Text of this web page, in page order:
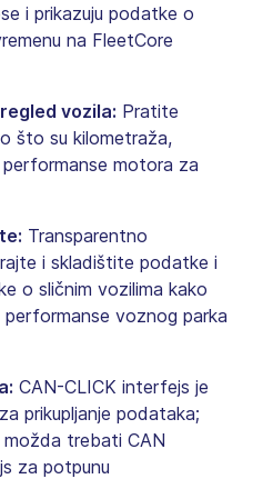
i prikazuju podatke o
na FleetCore
vozila: Pratite
što su kilometraža,
motora za
Transparentno
i skladištite podatke i
o sličnim vozilima kako
voznog parka
CAN-CLICK interfejs je
prikupljanje podataka;
možda trebati CAN
za potpunu